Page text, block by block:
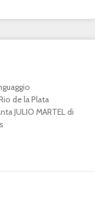
de la Plata
JULIO MARTEL di